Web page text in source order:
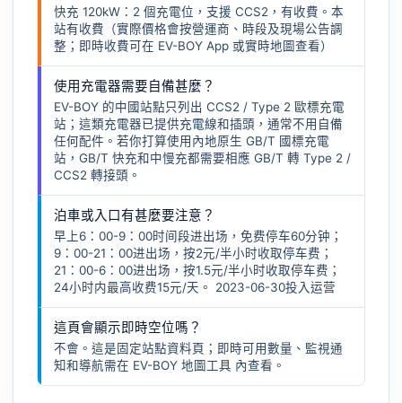
快充 120kW：2 個充電位，支援 CCS2，有收費。本
站有收費（實際價格會按營運商、時段及現場公告調
整；即時收費可在 EV-BOY App 或實時地圖查看）
使用充電器需要自備甚麼？
EV-BOY 的中國站點只列出 CCS2 / Type 2 歐標充電
站；這類充電器已提供充電線和插頭，通常不用自備
任何配件。若你打算使用內地原生 GB/T 國標充電
站，GB/T 快充和中慢充都需要相應 GB/T 轉 Type 2 /
CCS2 轉接頭 。
泊車或入口有甚麼要注意？
早上6：00-9：00时间段进出场，免费停车60分钟；
9：00-21：00进出场，按2元/半小时收取停车费；
21：00-6：00进出场，按1.5元/半小时收取停车费；
24小时内最高收费15元/天。 2023-06-30投入运营
這頁會顯示即時空位嗎？
不會。這是固定站點資料頁；即時可用數量、監視通
知和導航需在 EV-BOY 地圖工具 內查看。